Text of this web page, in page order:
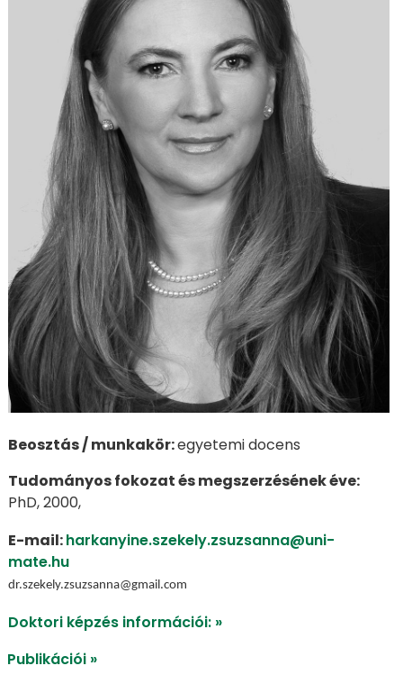
Beosztás / munkakör:egyetemi docens
Tudományos fokozat és megszerzésének éve:
PhD, 2000,
E-mail:harkanyine.szekely.zsuzsanna@uni-
mate.hu
dr.szekely.zsuzsanna@gmail.com
Doktori képzés információi: »
Publikációi »